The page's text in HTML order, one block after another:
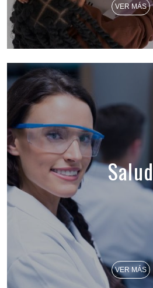
VER MÁS
Salud
VER MÁS